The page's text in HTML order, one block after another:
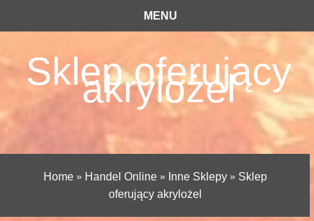
MENU
Sklep oferujący
akrylożel
Home» Handel Online» Inne Sklepy» Sklep
oferujący akrylożel